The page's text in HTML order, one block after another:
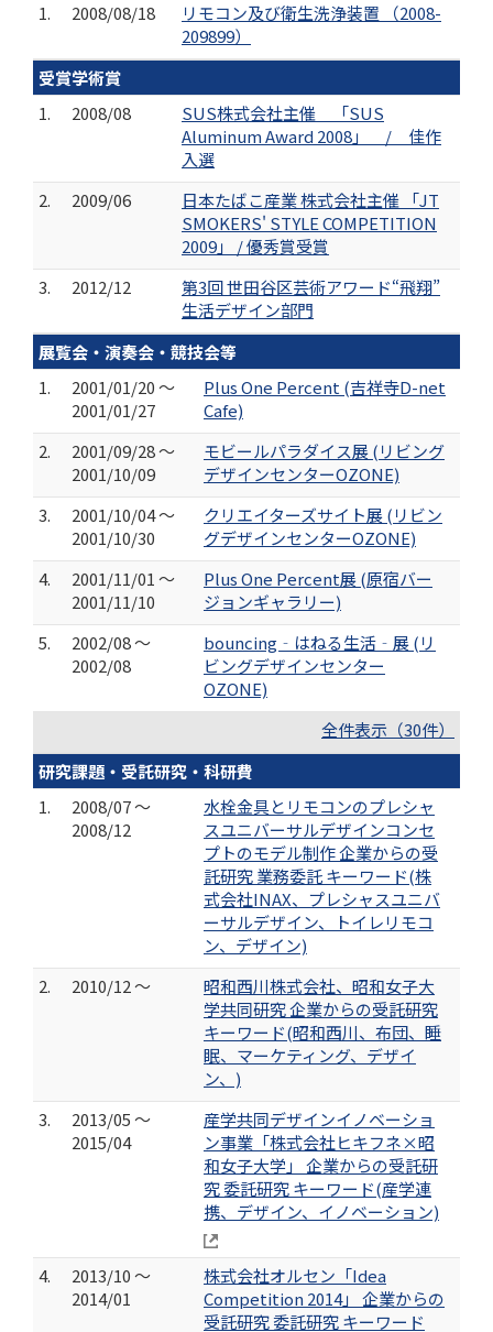
1.
2008/08/18
リモコン及び衛生洗浄装置 （2008-
209899）
受賞学術賞
1.
2008/08
SUS株式会社主催 「SUS
Aluminum Award 2008」 / 佳作
入選
2.
2009/06
日本たばこ産業 株式会社主催 「JT
SMOKERS' STYLE COMPETITION
2009」 / 優秀賞受賞
3.
2012/12
第3回 世田谷区芸術アワード“飛翔”
生活デザイン部門
展覧会・演奏会・競技会等
1.
2001/01/20 ～
2001/01/27
Plus One Percent (吉祥寺D-net
Cafe)
2.
2001/09/28 ～
2001/10/09
モビールパラダイス展 (リビング
デザインセンターOZONE)
3.
2001/10/04 ～
2001/10/30
クリエイターズサイト展 (リビン
グデザインセンターOZONE)
4.
2001/11/01 ～
2001/11/10
Plus One Percent展 (原宿バー
ジョンギャラリー)
5.
2002/08 ～
2002/08
bouncing‐はねる生活‐展 (リ
ビングデザインセンター
OZONE)
全件表示（30件）
研究課題・受託研究・科研費
1.
2008/07 ～
2008/12
水栓金具とリモコンのプレシャ
スユニバーサルデザインコンセ
プトのモデル制作 企業からの受
託研究 業務委託 キーワード(株
式会社INAX、プレシャスユニバ
ーサルデザイン、トイレリモコ
ン、デザイン)
2.
2010/12 ～
昭和西川株式会社、昭和女子大
学共同研究 企業からの受託研究
キーワード(昭和西川、布団、睡
眠、マーケティング、デザイ
ン、)
3.
2013/05 ～
2015/04
産学共同デザインイノベーショ
ン事業「株式会社ヒキフネ×昭
和女子大学」 企業からの受託研
究 委託研究 キーワード(産学連
携、デザイン、イノベーション)
4.
2013/10 ～
2014/01
株式会社オルセン「Idea
Competition 2014」 企業からの
受託研究 委託研究 キーワード